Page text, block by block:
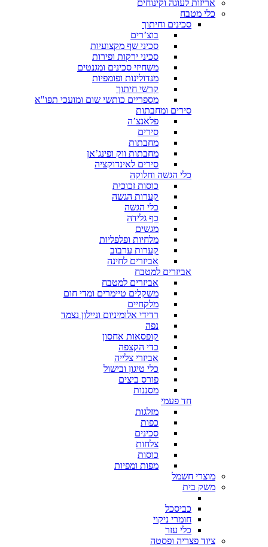
אריזות לעוגה וקינוחים
כלי מטבח
סכינים וחיתוך
בוצ’רים
סכיני שף מקצועיות
סכיני ירקות ופירות
משחיזי סכינים ומגנטים
מנדולינות ופומפיות
קרשי חיתוך
מספריים כותשי שום ומועכי תפו"א
סירים ומחבתות
פלאנצ’ה
סירים
מחבתות
מחבתות ווק ופינג’אן
סירים לאינדוקציה
כלי הגשה וחלוקה
כוסות זכוכית
קערות הגשה
כלי הגשה
כף גלידה
מגשים
מלחיות ופלפליות
קערות ערבוב
אביזרים לחינה
אביזרים למטבח
אביזרים למטבח
משקלים טיימרים ומדי חום
מלקחיים
רדידי אלומיניום וניילון נצמד
נפה
קופסאות אחסון
כדי הקצפה
אביזרי צלייה
כלי טיגון ובישול
פורס ביצים
מסננות
חד פעמי
מזלגות
כפות
סכינים
צלחות
כוסות
מפות ומפיות
מוצרי חשמל
משק בית
כביסכל
חומרי ניקוי
כלי עזר
ציוד פצריה ופסטה